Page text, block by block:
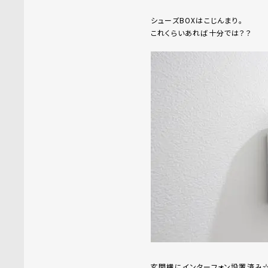
シューズBOXはこじんまり。
これくらいあれば十分では？？